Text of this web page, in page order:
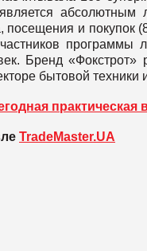
абсолютным
посещения и
программы
Бренд «Фокстрот»
бытовой техники
практическая
TradeMaster.UA